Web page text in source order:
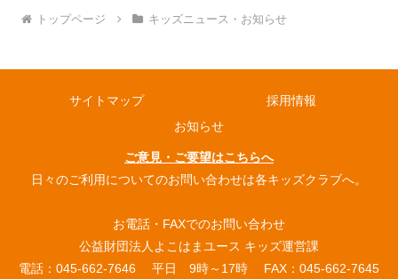
トップページ キッズニュース・お知らせ
サイトマップ
採用情報
お知らせ
ご意見・ご要望はこちらへ
日々のご利用についてのお問い合わせは各キッズクラブへ。
お電話・FAXでのお問い合わせ
公益財団法人よこはまユース キッズ運営課
電話：045-662-7646 平日 9時～17時 FAX：045-662-7645